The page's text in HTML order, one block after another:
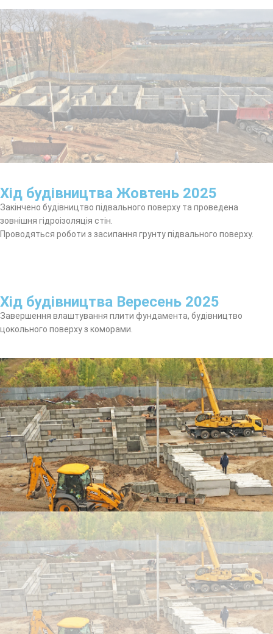
Хід будівництва Жовтень 2025
Закінчено будівництво підвального поверху та проведена
зовнішня гідроізоляція стін.
Проводяться роботи з засипання грунту підвального поверху.
Хід будівництва Вересень 2025
Завершення влаштування плити фундамента, будівництво
цокольного поверху з коморами.